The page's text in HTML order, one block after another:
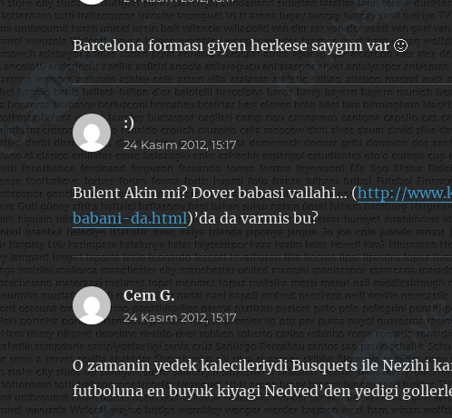
Barcelona forması giyen herkese saygım var 🙂
:) dedi
ki:
24 Kasım 2012, 15:17
Bulent Akin mi? Dover babasi vallahi… (http://
babani-da.html)’da da varmis bu?
Cem G. dedi
ki:
24 Kasım 2012, 15:17
O zamanin yedek kalecileriydi Busquets ile Nezihi
futboluna en buyuk kiyagi Nedved’den yedigi